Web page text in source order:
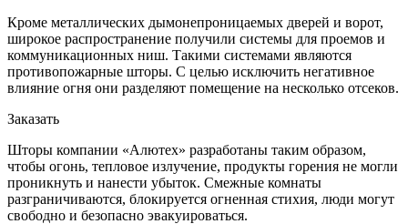
Кроме металлических дымонепроницаемых дверей и ворот,
широкое распространение получили системы для проемов и
коммуникационных ниш. Такими системами являются
противопожарные шторы. С целью исключить негативное
влияние огня они разделяют помещение на несколько отсеков.
Заказать
Шторы компании «Алютех» разработаны таким образом,
чтобы огонь, тепловое излучение, продукты горения не могли
проникнуть и нанести убыток. Смежные комнаты
разграничиваются, блокируется огненная стихия, люди могут
свободно и безопасно эвакуироваться.